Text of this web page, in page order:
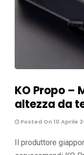
KO Propo –
altezza da
Posted On 10 Aprile
Il produttore